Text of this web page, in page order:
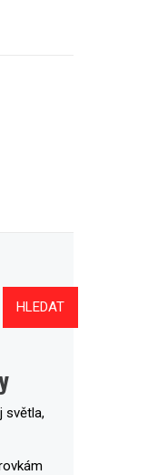
HLEDAT
světla,